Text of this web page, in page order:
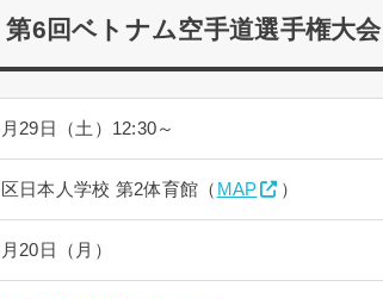
第6回ベトナム空手道選手権大会
29日（土）12:30～
日本人学校 第2体育館（ MAP ）
20日（月）